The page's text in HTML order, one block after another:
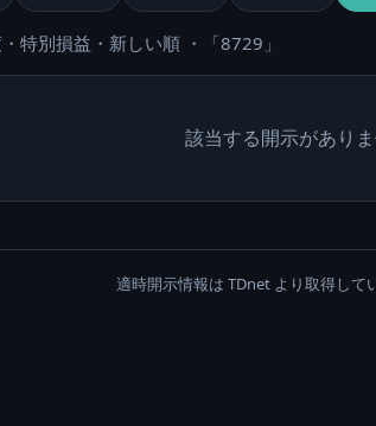
特別損益・新しい順 ・「8729」
該当する開示があり
適時開示情報は TDnet より取得し